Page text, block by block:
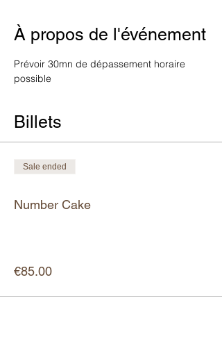
À propos de l'événement
Prévoir 30mn de dépassement horaire
possible
Billets
Sale ended
Number Cake
€85.00